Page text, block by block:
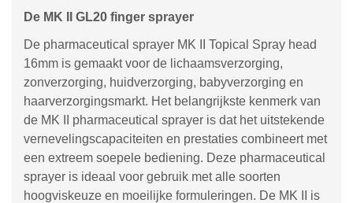
De MK II GL20 finger sprayer
De pharmaceutical sprayer MK II Topical Spray head
16mm is gemaakt voor de lichaamsverzorging,
zonverzorging, huidverzorging, babyverzorging en
haarverzorgingsmarkt. Het belangrijkste kenmerk van
de MK II pharmaceutical sprayer is dat het uitstekende
vernevelingscapaciteiten en prestaties combineert met
een extreem soepele bediening. Deze pharmaceutical
sprayer is ideaal voor gebruik met alle soorten
hoogviskeuze en moeilijke formuleringen. De MK II is